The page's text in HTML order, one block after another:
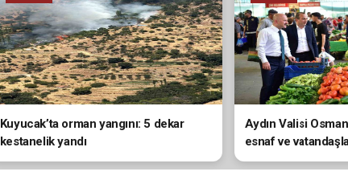
Kuyucak’ta orman yangını: 5 dekar
kestanelik yandı
Aydın Valisi
esnaf ve